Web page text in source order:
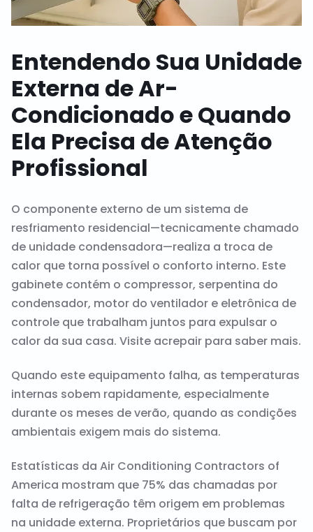
Entendendo Sua Unidade
Externa de Ar-
Condicionado e Quando
Ela Precisa de Atenção
Profissional
O componente externo de um sistema de
resfriamento residencial—tecnicamente chamado
de unidade condensadora—realiza a troca de
calor que torna possível o conforto interno. Este
gabinete contém o compressor, serpentina do
condensador, motor do ventilador e eletrônica de
controle que trabalham juntos para expulsar o
calor da sua casa. Visite acrepairpara saber mais.
Quando este equipamento falha, as temperaturas
internas sobem rapidamente, especialmente
durante os meses de verão, quando as condições
ambientais exigem mais do sistema.
Estatísticas da Air Conditioning Contractors of
America mostram que 75% das chamadas por
falta de refrigeração têm origem em problemas
na unidade externa. Proprietários que buscam por